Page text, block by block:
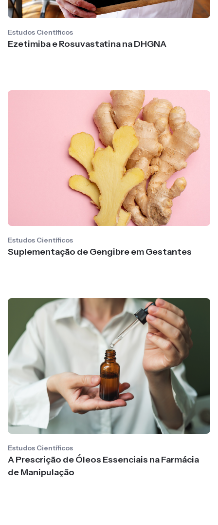
Estudos Científicos
Ezetimiba e Rosuvastatina na DHGNA
Estudos Científicos
Suplementação de Gengibre em Gestantes
Estudos Científicos
A Prescrição de Óleos Essenciais na Farmácia
de Manipulação